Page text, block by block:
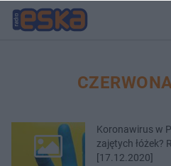
Koronawirus w
zajętych łóżek?
[17.12.2020]